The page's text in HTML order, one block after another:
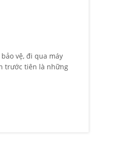
vệ, đi qua máy
trước tiên là những